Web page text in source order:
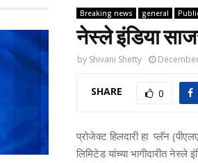
Breaking news general
नेस्ले इंडिया
by Shivani Shetty
SHARE 0
प्रोजेक्ट हिलदारी हा प्लॅन
लिमिटेड यांच्या भागीदारीत नेस्ले